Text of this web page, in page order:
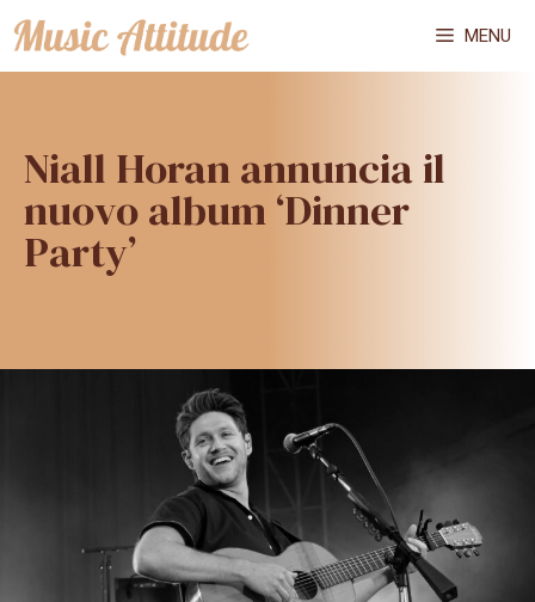
Vai
al
MENU
Niall Horan annuncia il
nuovo album ‘Dinner
Party’